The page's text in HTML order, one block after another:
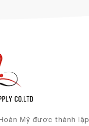
Mỹ được thành lập